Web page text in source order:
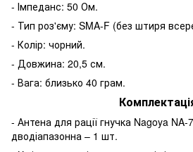
- Імпеданс: 50 Ом.
- Тип роз'єму: SMA-F (без штиря
- Колір: чорний.
- Довжина: 20,5 см.
- Вага: близько 40 грам.
- Антена для рації гнучка Nagoya NA-
дводіапазонна – 1 шт.